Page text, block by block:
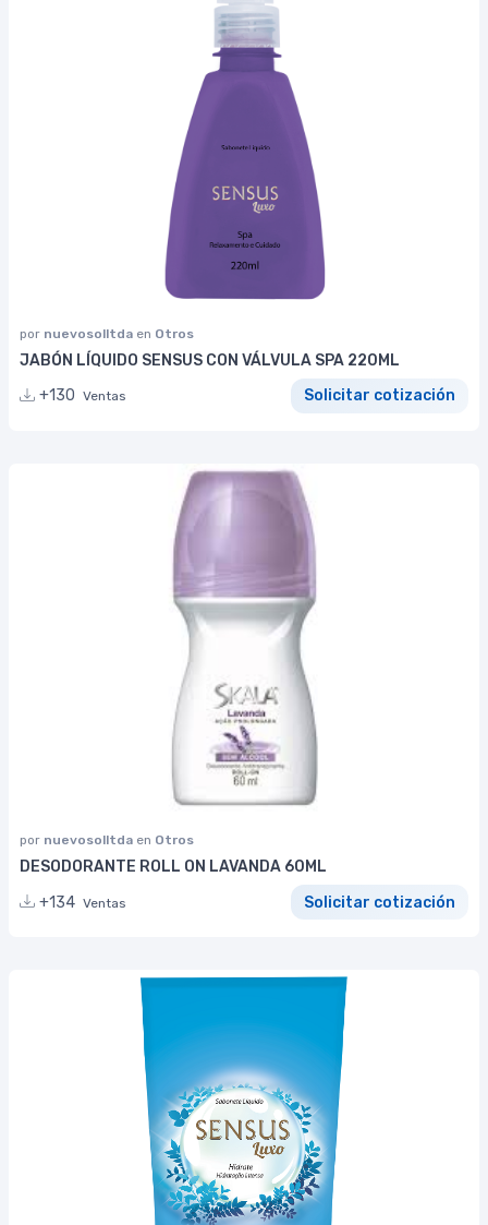
por nuevosolltda en Otros
JABÓN LÍQUIDO SENSUS CON VÁLVULA SPA 220ML
+130 Ventas Solicitar cotización
por nuevosolltda en Otros
DESODORANTE ROLL ON LAVANDA 60ML
+134 Ventas Solicitar cotización